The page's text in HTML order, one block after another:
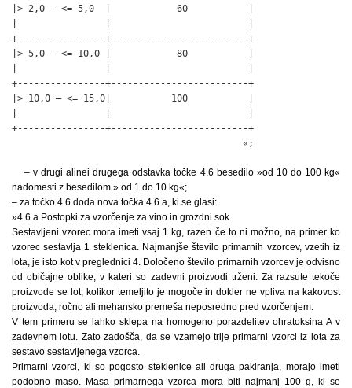
|> 2,0 – <= 5,0  |            60           |
+----------------+-------------------------+
|> 5,0 – <= 10,0 |            80           |
+----------------+-------------------------+
|> 10,0 – <= 15,0|           100           |
+----------------+-------------------------+
                                          «;
– v drugi alinei drugega odstavka točke 4.6 besedilo »od 10 do 100 kg«
nadomesti z besedilom » od 1 do 10 kg«;
– za točko 4.6 doda nova točka 4.6.a, ki se glasi:
»4.6.a Postopki za vzorčenje za vino in grozdni sok
Sestavljeni vzorec mora imeti vsaj 1 kg, razen če to ni možno, na primer ko
vzorec sestavlja 1 steklenica. Najmanjše število primarnih vzorcev, vzetih iz
lota, je isto kot v preglednici 4. Določeno število primarnih vzorcev je odvisno
od običajne oblike, v kateri so zadevni proizvodi trženi. Za razsute tekoče
proizvode se lot, kolikor temeljito je mogoče in dokler ne vpliva na kakovost
proizvoda, ročno ali mehansko premeša neposredno pred vzorčenjem.
V tem primeru se lahko sklepa na homogeno porazdelitev ohratoksina A v
zadevnem lotu. Zato zadošča, da se vzamejo trije primarni vzorci iz lota za
sestavo sestavljenega vzorca.
Primarni vzorci, ki so pogosto steklenice ali druga pakiranja, morajo imeti
podobno maso. Masa primarnega vzorca mora biti najmanj 100 g, ki se